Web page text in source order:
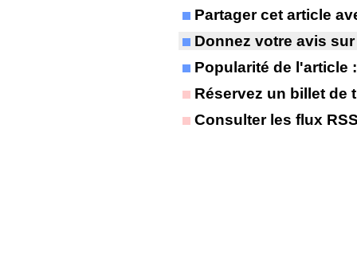
Partager cet article
Donnez votre avis
Popularité de l'article
Réservez un billet de
Consulter les flux